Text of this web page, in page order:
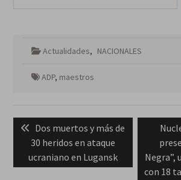
Actualidades, NACIONALES
ADP, maestros
de
entradas
Previous
post:
Dos muertos y más de
30 heridos en ataque
ucraniano en Lugansk
Next
post:
Negra”,
con 18